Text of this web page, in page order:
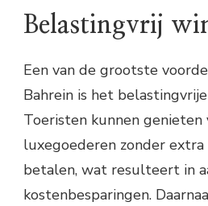
Belastingvrij
Een van de grootste
Bahrein is het
Toeristen kunnen genieten
luxegoederen zonder
betalen, wat resulteert in
kostenbesparingen.